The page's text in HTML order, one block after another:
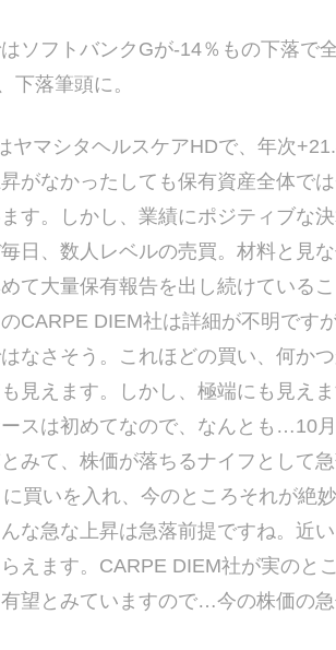
ソフトバンクGが-14％もの下落で
下落筆頭に。
ヤマシタヘルスケアHDで、年次
がなかったしても保有資産全体で
す。しかし、業績にポジティブな
日、数人レベルの売買。材料と見
て大量保有報告を出し続けている
CARPE DIEM社は詳細が不明です
なさそう。これほどの買い、何か
見えます。しかし、極端にも見え
スは初めてなので、なんとも…10
みて、株価が落ちるナイフとして
買いを入れ、今のところそれが絶
な急な上昇は急落前提ですね。近
えます。CARPE DIEM社が実のと
望とみていますので…今の株価の